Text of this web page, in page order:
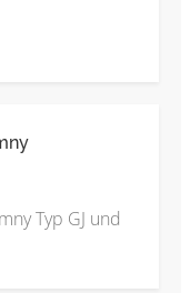
Typ GJ und